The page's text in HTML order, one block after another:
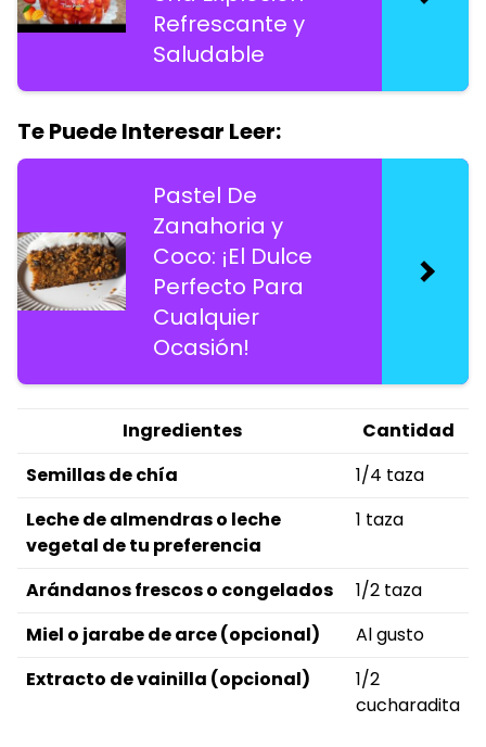
Refrescante y
Saludable
Te Puede Interesar Leer:
Pastel De
Zanahoria y
Coco: ¡El Dulce
Perfecto Para
Cualquier
Ocasión!
Ingredientes
Cantidad
Semillas de chía
1/4 taza
Leche de almendras o leche
vegetal de tu preferencia
1 taza
Arándanos frescos o congelados
1/2 taza
Miel o jarabe de arce (opcional)
Al gusto
Extracto de vainilla (opcional)
1/2
cucharadita